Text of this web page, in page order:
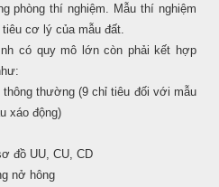
phòng thí nghiệm. Mẫu thí nghiệm
cơ lý của mẫu đất.
có quy mô lớn còn phải kết hợp
thường (9 chỉ tiêu đối với mẫu
xáo động)
đồ UU, CU, CD
nở hông